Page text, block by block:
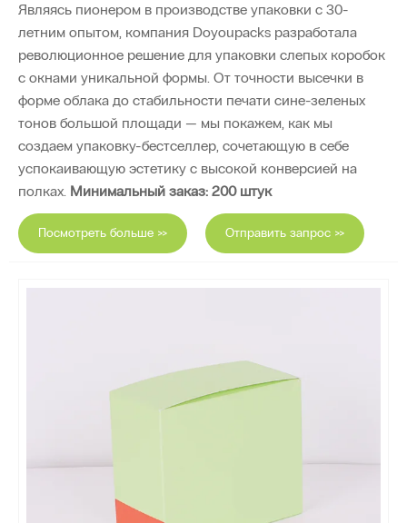
Являясь пионером в производстве упаковки с 30-
летним опытом, компания Doyoupacks разработала
революционное решение для упаковки слепых коробок
с окнами уникальной формы. От точности высечки в
форме облака до стабильности печати сине-зеленых
тонов большой площади — мы покажем, как мы
создаем упаковку-бестселлер, сочетающую в себе
успокаивающую эстетику с высокой конверсией на
полках. Минимальный заказ: 200 штук
Посмотреть больше >> Отправить запрос >>